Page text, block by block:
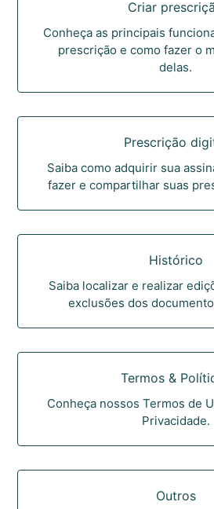
Criar
Conheça as principais
prescrição e como fazer o
delas.
Prescrição
Saiba como adquirir sua
fazer e compartilhar suas
Histórico
Saiba localizar e realizar
exclusões dos
Termos &
Conheça nossos Termos de
Privacidade.
Outros